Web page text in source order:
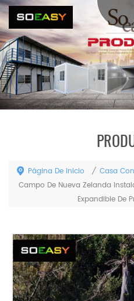
Página De Inicio / Casa
Campo De Nueva Zelanda
Expandible De